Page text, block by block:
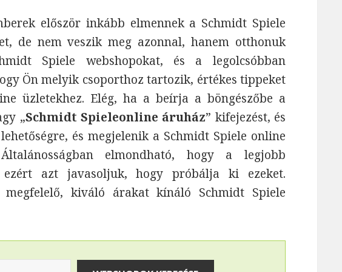
először inkább elmennek a Schmidt Spiele
de nem veszik meg azonnal, hanem otthonuk
Spiele webshopokat, és a legolcsóbban
Ön melyik csoporthoz tartozik, értékes tippeket
üzletekhez. Elég, ha a beírja a böngészőbe a
„Schmidt Spieleonline áruház” kifejezést, és
és megjelenik a Schmidt Spiele online
elmondható, hogy a legjobb
ezért azt javasoljuk, hogy próbálja ki ezeket.
kiváló árakat kínáló Schmidt Spiele